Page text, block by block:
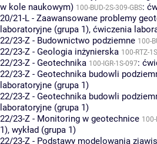
w kole naukowym) 100-BUD-2S-309-GBS:
20/21-L - Zaawansowane problemy
laboratoryjne (grupa 1), ćwiczenia
22/23-Z - Budownictwo podziemne 100-
22/23-Z - Geologia inżynierska 100-RTZ-
22/23-Z - Geotechnika 100-IGR-1S-097:
22/23-Z - Geotechnika budowli
laboratoryjne (grupa 1)
22/23-Z - Geotechnika budowli
laboratoryjne (grupa 1)
22/23-Z - Monitoring w geotechnice 100-
1), wykład (grupa 1)
22/23-Z - Podstawy modelowania